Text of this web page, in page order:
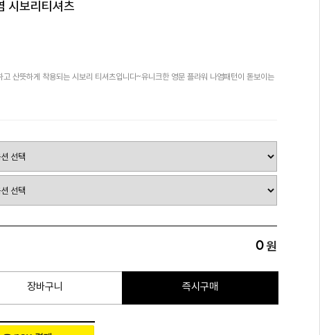
5. 반바지
8. 셔츠
시보리티셔츠
산뜻하게 착용되는 시보리 티셔츠입니다~유니크한 영문 플라워 나염패턴이 돋보이는
0원
장바구니 즉시구매